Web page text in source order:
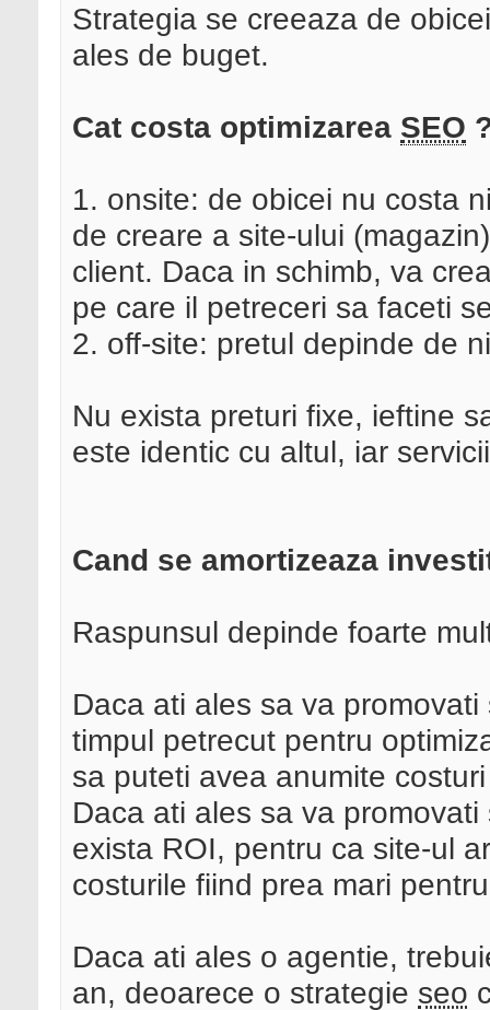
Strategia se creeaza de
ales de buget.
Cat costa optimizarea SEO
1. onsite: de obicei nu costa
de creare a site-ului
client. Daca in schimb, va
pe care il petreceri sa faceti
2. off-site: pretul depinde de
Nu exista preturi fixe, ieftine
este identic cu altul, iar
Cand se amortizeaza
Raspunsul depinde foarte
Daca ati ales sa va
timpul petrecut pentru
sa puteti avea anumite
Daca ati ales sa va
exista ROI, pentru ca site-ul
costurile fiind prea mari
Daca ati ales o agentie,
an, deoarece o strategie seo